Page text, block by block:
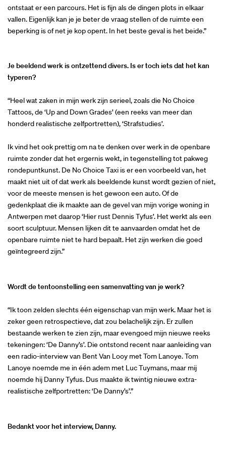
ontstaat er een parcours. Het is fijn als de dingen plots in elkaar
vallen. Eigenlijk kan je je beter de vraag stellen of de ruimte een
beperking is of net je kop opent. In het beste geval is het beide.”
Je beeldend werk is ontzettend divers. Is er toch iets dat het kan
typeren?
“Heel wat zaken in mijn werk zijn serieel, zoals die No Choice
Tattoos, de ‘Up and Down Grades’ (een reeks van meer dan
honderd realistische zelfportretten), ‘Strafstudies’.
Ik vind het ook prettig om na te denken over werk in de openbare
ruimte zonder dat het ergernis wekt, in tegenstelling tot pakweg
rondepuntkunst. De No Choice Taxi is er een voorbeeld van, het
maakt niet uit of dat werk als beeldende kunst wordt gezien of niet,
voor de meeste mensen is het gewoon een auto. Of de
gedenkplaat die ik maakte aan de gevel van mijn vorige woning in
Antwerpen met daarop ‘Hier rust Dennis Tyfus’. Het werkt als een
soort sculptuur. Mensen lijken dit te aanvaarden omdat het de
openbare ruimte niet te hard bepaalt. Het zijn werken die goed
geïntegreerd zijn.”
Wordt de tentoonstelling een samenvatting van je werk?
“Ik toon zelden slechts één eigenschap van mijn werk. Maar het is
zeker geen retrospectieve, dat zou belachelijk zijn. Er zullen
bestaande werken te zien zijn, maar evengoed mijn nieuwe reeks
tekeningen: ‘De Danny’s’. Die ontstond recent naar aanleiding van
een radio-interview van Bent Van Looy met Tom Lanoye. Tom
Lanoye noemde me in één adem met Luc Tuymans, maar mij
noemde hij Danny Tyfus. Dus maakte ik twintig nieuwe extra-
realistische zelfportretten: ‘De Danny’s’.”
Bedankt voor het interview, Danny.